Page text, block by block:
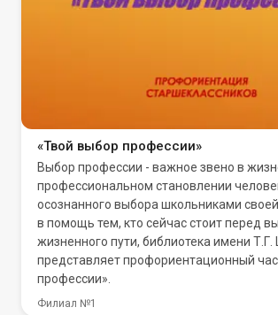
«Твой выбор профессии»
Выбор профессии - важное звено в
профессиональном становлении
осознанного выбора школьниками
в помощь тем, кто сейчас стоит перед
жизненного пути, библиотека имени
представляет профориентационный
профессии».
Филиал №1